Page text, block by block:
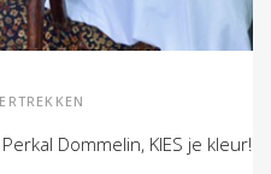
Dommelin, KIES je kleur!